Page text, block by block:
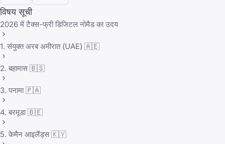
विषय सूची
2026 में टैक्स-फ्री डिजिटल नोमैड का उदय
1. संयुक्त अरब अमीरात (UAE) 🇦🇪
2. बहामास 🇧🇸
3. पनामा 🇵🇦
4. बरमूडा 🇧🇪
5. केमैन आइलैंड्स 🇰🇾